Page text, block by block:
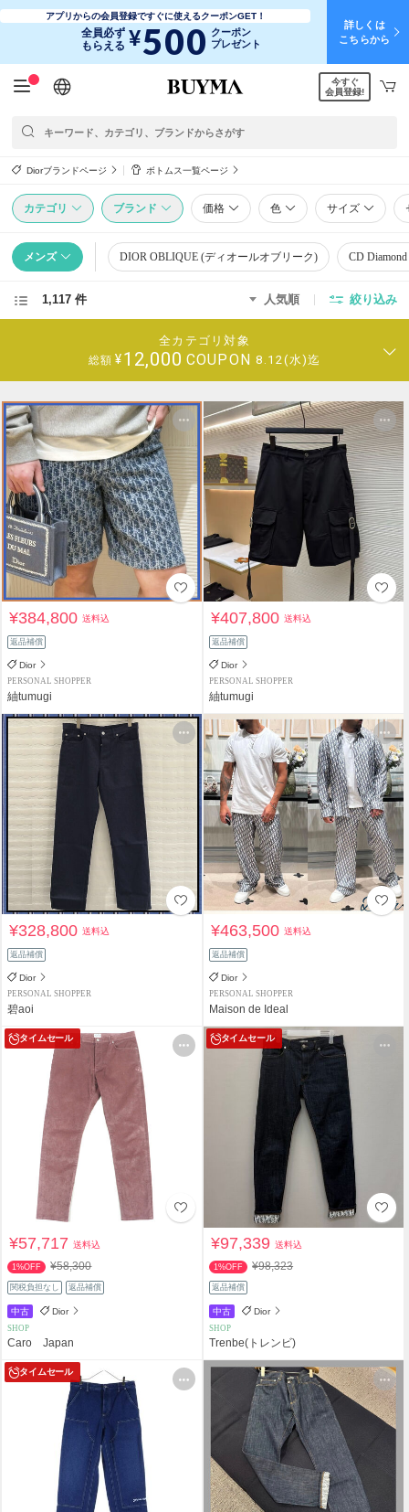
アプリからの会員登録ですぐに使えるクーポンGET！
全員必ず
もらえる ¥500 クーポン
プレゼント
詳しくは
こちらから
日本語
English
简体中文
繁體中文
今すぐ
会員登録!
Diorブランドページ ボトムス一覧ページ
カテゴリ ブランド 価格 色 サイズ
メンズ DIOR OBLIQUE (ディオールオブリーク) CD
1,117 件 人気順 絞り込み
全カテゴリ対象
総額 ¥12,000 COUPON 8.12(水)迄
¥384,800送料込
返品補償
Dior
PERSONAL SHOPPER
紬tumugi
¥407,800送料込
返品補償
Dior
PERSONAL SHOPPER
紬tumugi
¥328,800送料込
返品補償
Dior
PERSONAL SHOPPER
碧aoi
¥463,500送料込
返品補償
Dior
PERSONAL SHOPPER
Maison de Ideal
タイムセール
¥57,717送料込
1%OFF ¥58,300
関税負担なし 返品補償
中古 Dior
SHOP
Caro Japan
タイムセール
¥97,339送料込
1%OFF ¥98,323
返品補償
中古 Dior
SHOP
Trenbe(トレンビ)
タイムセール